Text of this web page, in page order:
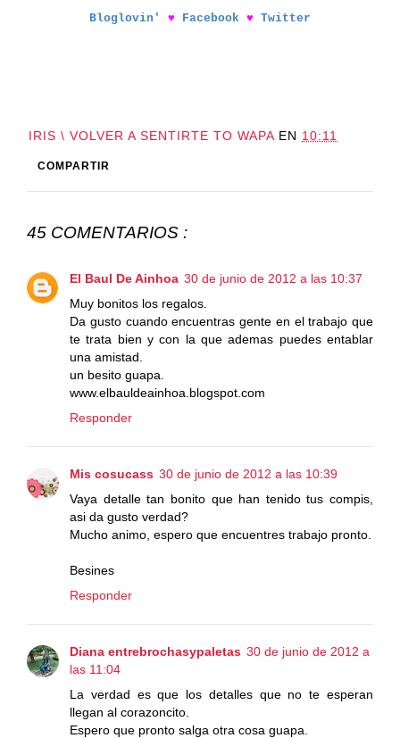
Bloglovin' ♥ Facebook ♥ Twitter
IRIS \ VOLVER A SENTIRTE TO WAPA EN 10:11
COMPARTIR
45 COMENTARIOS :
El Baul De Ainhoa 30 de junio de 2012 a las 10:37
Muy bonitos los regalos.
Da gusto cuando encuentras gente en el trabajo que
te trata bien y con la que ademas puedes entablar
una amistad.
un besito guapa.
www.elbauldeainhoa.blogspot.com
Responder
Mis cosucass 30 de junio de 2012 a las 10:39
Vaya detalle tan bonito que han tenido tus compis,
asi da gusto verdad?
Mucho animo, espero que encuentres trabajo pronto.
Besines
Responder
Diana entrebrochasypaletas 30 de junio de 2012 a
las 11:04
La verdad es que los detalles que no te esperan
llegan al corazoncito.
Espero que pronto salga otra cosa guapa.